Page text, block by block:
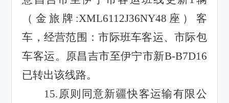
（金旅牌 :XML6112J36NY48 座）客
车，经营范围：市际班车客运、市际包
车客运。原昌吉市至伊宁市新B-B7D16
已转出该线路。
15. 原则同意新疆快客运输有限公